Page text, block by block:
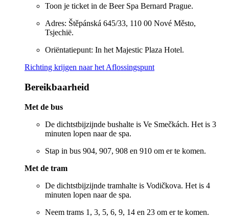
Toon je ticket in de Beer Spa Bernard Prague.
Adres: Štěpánská 645/33, 110 00 Nové Město,
Tsjechië.
Oriëntatiepunt: In het Majestic Plaza Hotel.
Richting krijgen naar het Aflossingspunt
Bereikbaarheid
Met de bus
De dichtstbijzijnde bushalte is Ve Smečkách. Het is 3
minuten lopen naar de spa.
Stap in bus 904, 907, 908 en 910 om er te komen.
Met de tram
De dichtstbijzijnde tramhalte is Vodičkova. Het is 4
minuten lopen naar de spa.
Neem trams 1, 3, 5, 6, 9, 14 en 23 om er te komen.